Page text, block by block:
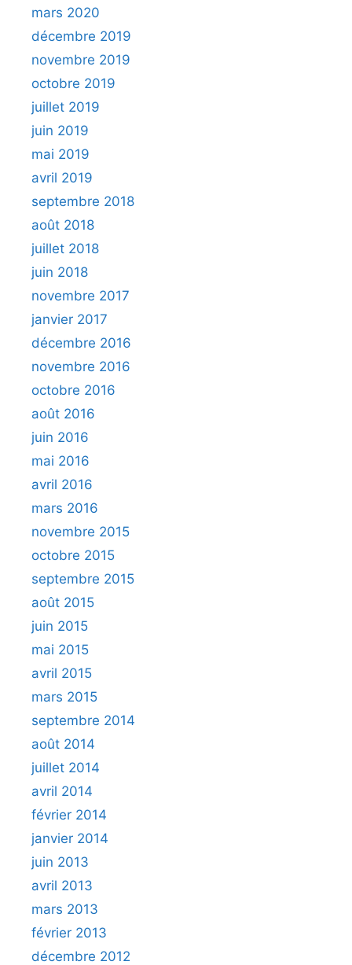
mars 2020
décembre 2019
novembre 2019
octobre 2019
juillet 2019
juin 2019
mai 2019
avril 2019
septembre 2018
août 2018
juillet 2018
juin 2018
novembre 2017
janvier 2017
décembre 2016
novembre 2016
octobre 2016
août 2016
juin 2016
mai 2016
avril 2016
mars 2016
novembre 2015
octobre 2015
septembre 2015
août 2015
juin 2015
mai 2015
avril 2015
mars 2015
septembre 2014
août 2014
juillet 2014
avril 2014
février 2014
janvier 2014
juin 2013
avril 2013
mars 2013
février 2013
décembre 2012